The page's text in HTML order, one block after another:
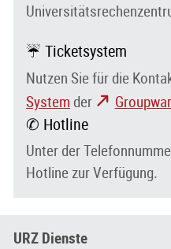
☔ Ticketsystem
Nutzen Sie für die
System der
✆ Hotline
Unter der
Hotline zur Verfügung.
URZ Dienste